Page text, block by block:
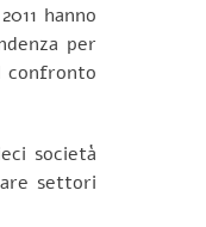
hanno
per
confronto
società
settori